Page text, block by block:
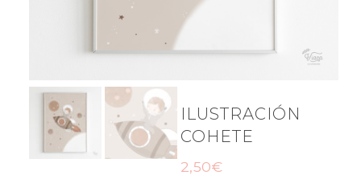
ILUSTRACIÓN
COHETE
2,50€